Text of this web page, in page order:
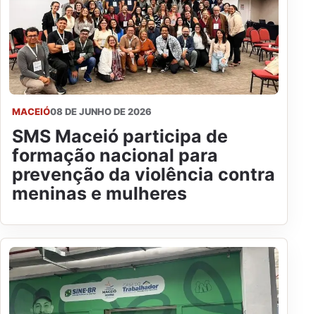
MACEIÓ08 DE JUNHO DE 2026
SMS Maceió participa de
formação nacional para
prevenção da violência contra
meninas e mulheres